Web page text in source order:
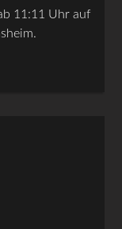
11:11 Uhr auf